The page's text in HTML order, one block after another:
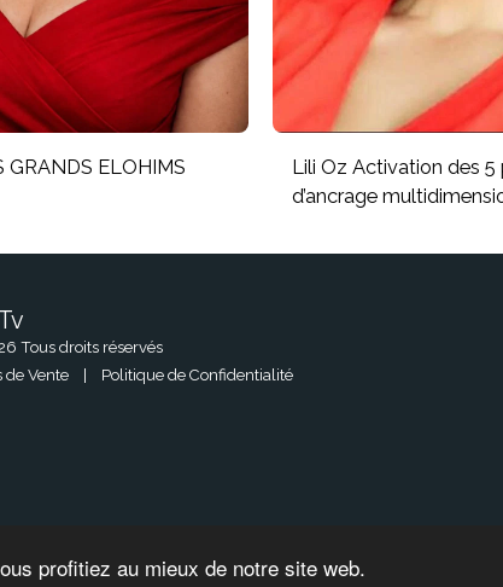
profitiez au mieux de notre site web.
GRANDS ELOHIMS
Lili Oz Activation des 5
d’ancrage
Tous droits réservés
de Vente
Politique de Confidentialité